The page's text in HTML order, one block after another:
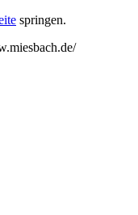
springen.